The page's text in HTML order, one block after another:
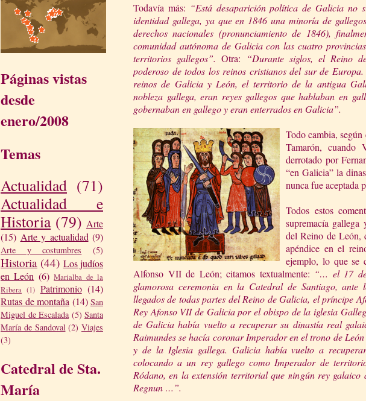
Páginas vistas
desde
enero/2008
Temas
Actualidad (71)
Actualidad e
Historia (79) Arte
(15) Arte y actualidad (9)
Arte y costumbres (5)
Historia (44) Los judíos
en León (6) Marialba de la
Ribera (1) Patrimonio (14)
Rutas de montaña (14) San
Miguel de Escalada (5) Santa
María de Sandoval (2) Viajes
(3)
Catedral de Sta.
María
Todavía más: “Está desaparición política de Galicia no
identidad gallega, ya que en 1846 una minoría de
derechos nacionales (pronunciamiento de 1846),
comunidad autónoma de Galicia con las cuatro
territorios gallegos”.Otra: “Durante siglos, el Reino
poderoso de todos los reinos cristianos del sur de
reinos de Galicia y León, el territorio de la antigua
nobleza gallega, eran reyes gallegos que hablaban en
gobernaban en gallegoy eran enterrados en Galicia”.
Todo cambia,
Tamarón, cuando
derrotado por
“en Galicia” la
nunca fue aceptada
Todos estos
supremacía gallega
del Reino de León,
apéndice en el
ejemplo, lo que se
Alfonso VII de León; citamos textualmente: “… el 17
glamorosa ceremonia enla Catedralde Santiago, ante
llegados de todas partes del Reino de Galicia, el príncipe
Rey Afonso VII de Galicia por el obispo de la iglesia
de Galicia había vuelto a recuperar su dinastía real
Raimundes sehacía coronar Imperador en el trono de
y de la Iglesiagallega. Galicia había vuelto a
colocando a un rey gallego como Imperador de
Ródano, en la extensión territorial que ningún rey galaico
Regnun …”.